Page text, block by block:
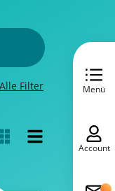
Alle Filter Menü
Account